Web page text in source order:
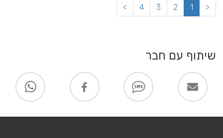
<
1
2
3
4
>
שיתוף עם חבר